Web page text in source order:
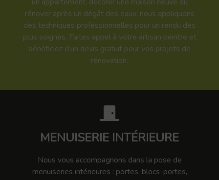
rénover après un dégât des eaux, nous appliquons
des techniques professionnelles pour un rendu des
plus soignés. Faites appel à votre artisan peintre et
bénéficiez d’un devis gratuit pour vos projets de
rénovation.
MENUISERIE INTÉRIEURE
Nous vous accompagnons dans la pose de
menuiseries intérieures : portes, blocs-portes,